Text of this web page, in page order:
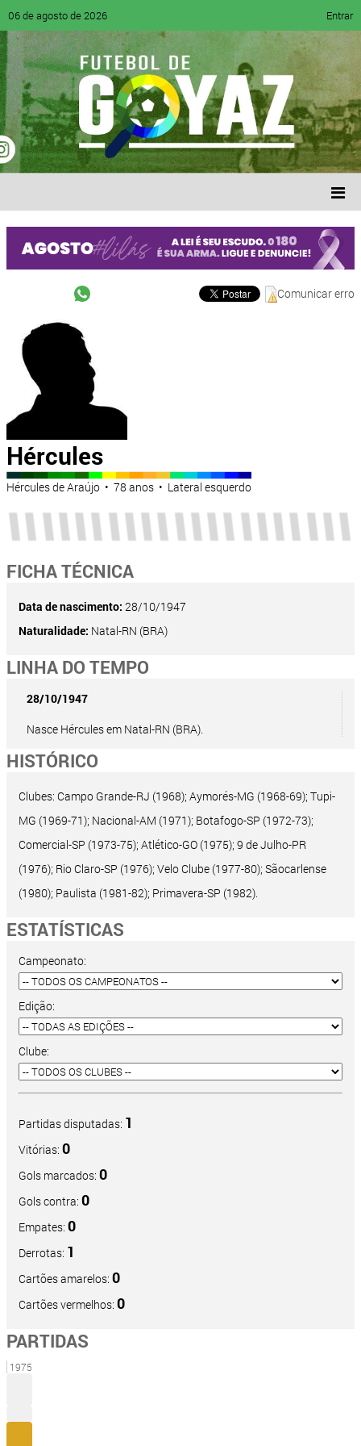
06 de agosto de 2026 Entrar
Comunicar erro
Hércules
Hércules de Araújo • 78 anos • Lateral esquerdo
FICHA TÉCNICA
Data de nascimento: 28/10/1947
Naturalidade: Natal-RN (BRA)
LINHA DO TEMPO
28/10/1947
Nasce Hércules em Natal-RN (BRA).
HISTÓRICO
Clubes: Campo Grande-RJ (1968); Aymorés-MG (1968-69); Tupi-
MG (1969-71); Nacional-AM (1971); Botafogo-SP (1972-73);
Comercial-SP (1973-75); Atlético-GO (1975); 9 de Julho-PR
(1976); Rio Claro-SP (1976); Velo Clube (1977-80); Sãocarlense
(1980); Paulista (1981-82); Primavera-SP (1982).
ESTATÍSTICAS
Campeonato:
Edição:
Clube:
Partidas disputadas: 1
Vitórias: 0
Gols marcados: 0
Gols contra: 0
Empates: 0
Derrotas: 1
Cartões amarelos: 0
Cartões vermelhos: 0
PARTIDAS
1975